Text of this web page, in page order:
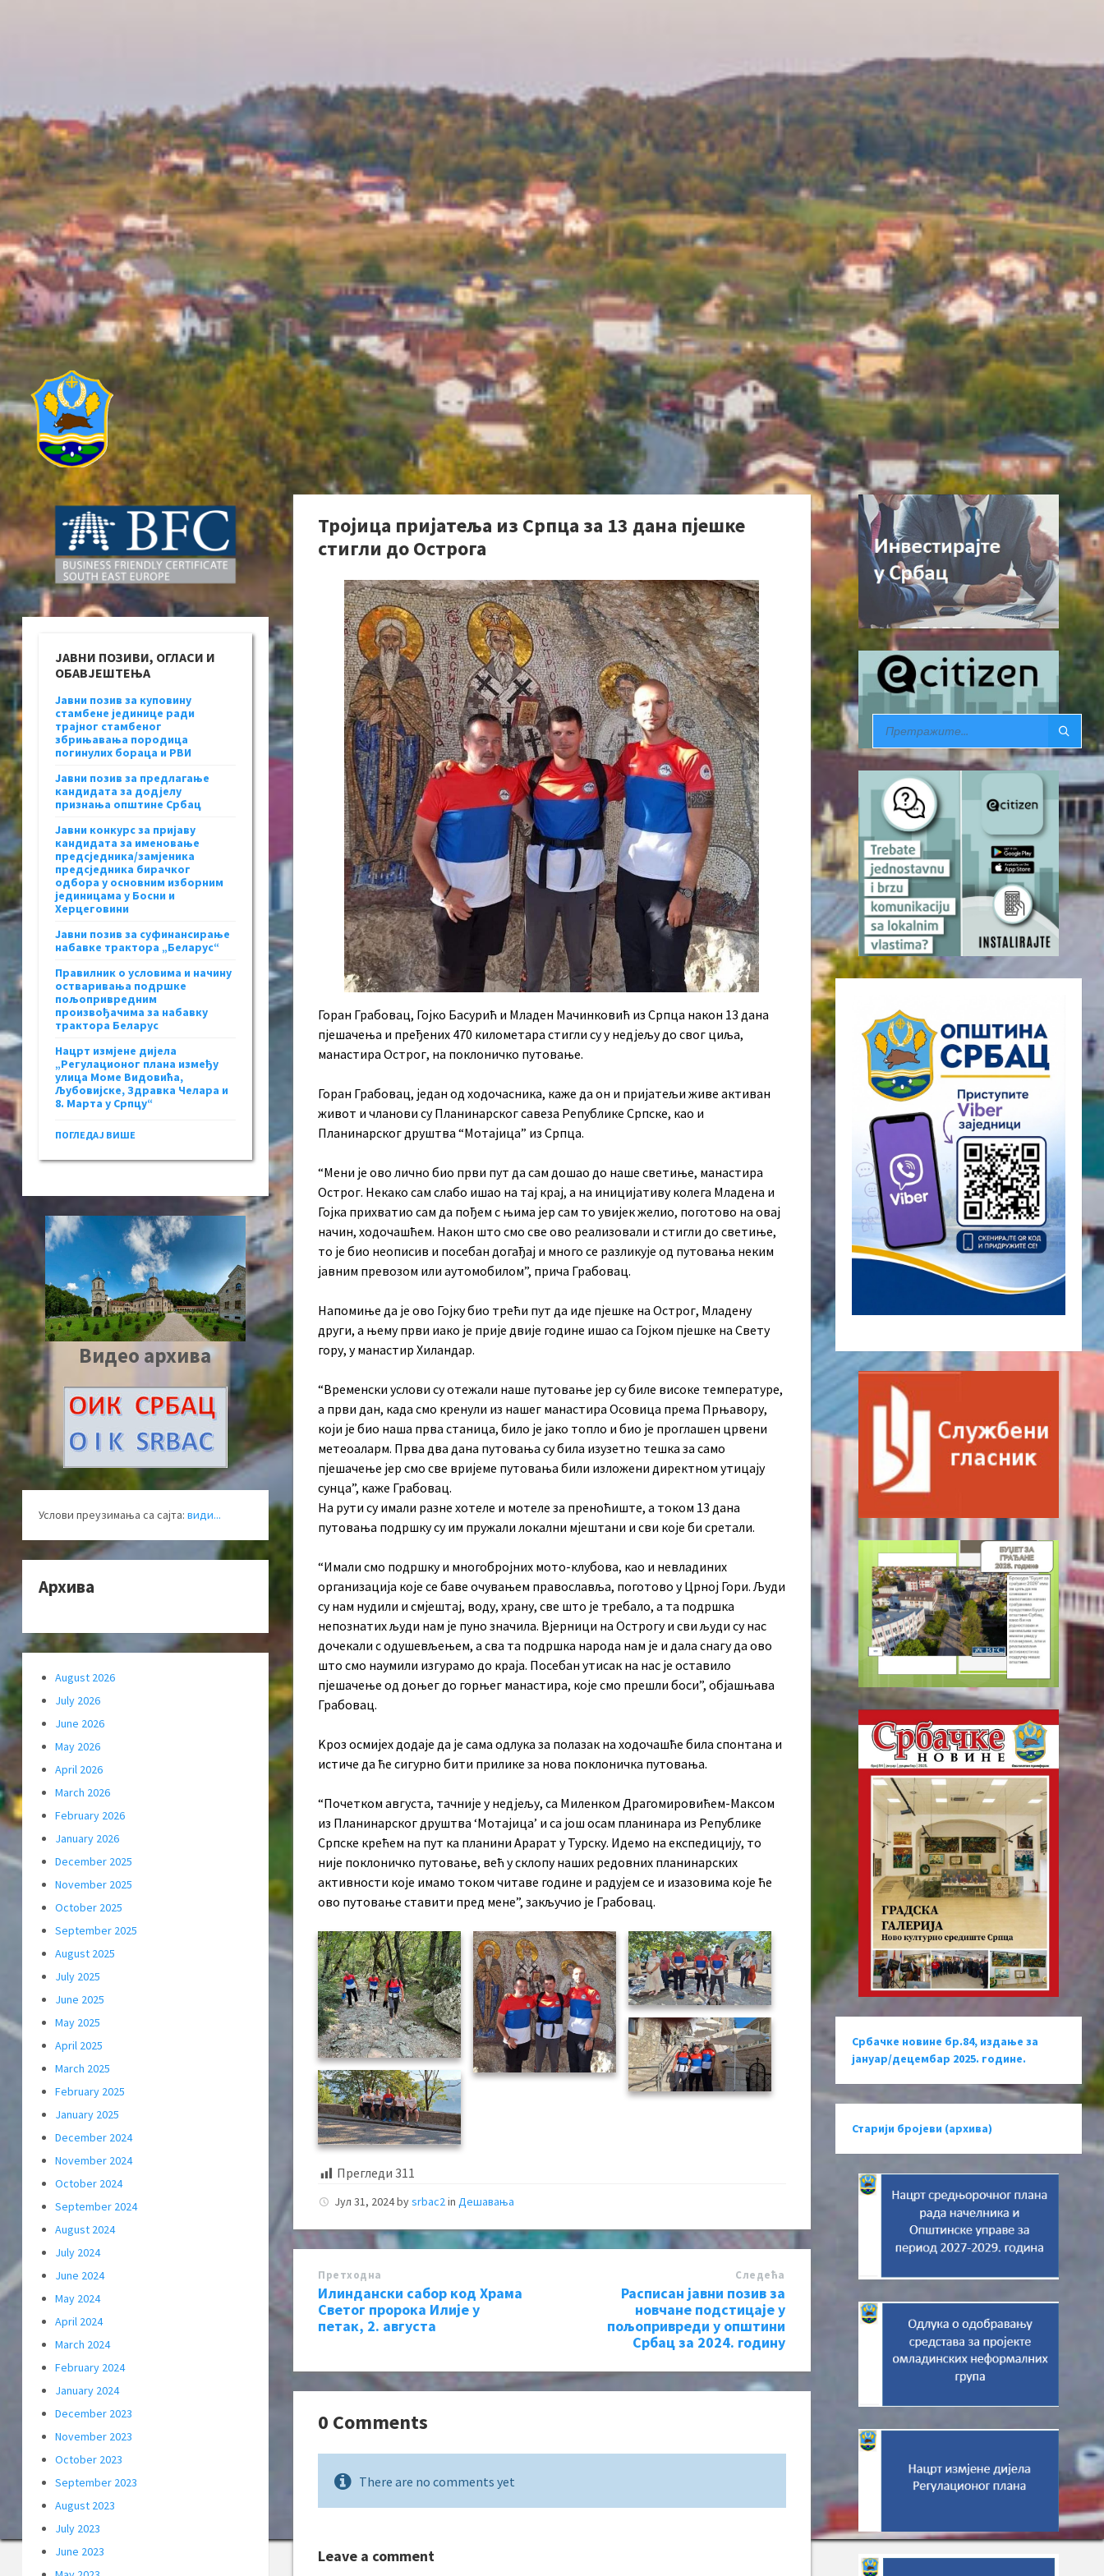
Тројица пријатеља из Српца за 13 дана пјешке
стигли до Острога
Горан Грабовац, Гојко Басурић и Младен Мачинковић из Српца након 13 дана
пјешачења и пређених 470 километара стигли су у недјељу до свог циља,
манастира Острог, на поклоничко путовање.
Горан Грабовац, један од ходочасника, каже да он и пријатељи живе активан
живот и чланови су Планинарског савеза Републике Српске, као и
Планинарског друштва “Мотајица” из Српца.
“Мени је ово лично био први пут да сам дошао до наше светиње, манастира
Острог. Некако сам слабо ишао на тај крај, а на иницијативу колега Младена и
Гојка прихватио сам да пођем с њима јер сам то увијек желио, поготово на овај
начин, ходочашћем. Након што смо све ово реализовали и стигли до светиње,
то је био неописив и посебан догађај и много се разликује од путовања неким
јавним превозом или аутомобилом”, прича Грабовац.
Напомиње да је ово Гојку био трећи пут да иде пјешке на Острог, Младену
други, а њему први иако је прије двије године ишао са Гојком пјешке на Свету
гору, у манастир Хиландар.
“Временски услови су отежали наше путовање јер су биле високе температуре,
а први дан, када смо кренули из нашег манастира Осовица према Прњавору,
који је био наша прва станица, било је јако топло и био је проглашен црвени
метеоаларм. Прва два дана путовања су била изузетно тешка за само
пјешачење јер смо све вријеме путовања били изложени директном утицају
сунца”, каже Грабовац.
На рути су имали разне хотеле и мотеле за преноћиште, а током 13 дана
путовања подршку су им пружали локални мјештани и сви које би сретали.
“Имали смо подршку и многобројних мото-клубова, као и невладиних
организација које се баве очувањем православља, поготово у Црној Гори. Људи
су нам нудили и смјештај, воду, храну, све што је требало, а та подршка
непознатих људи нам је пуно значила. Вјерници на Острогу и сви људи су нас
дочекали с одушевљењем, а сва та подршка народа нам је и дала снагу да ово
што смо наумили изгурамо до краја. Посебан утисак на нас је оставило
пјешачење од доњег до горњег манастира, које смо прешли боси”, објашњава
Грабовац.
Kроз осмијех додаје да је сама одлука за полазак на ходочашће била спонтана и
истиче да ће сигурно бити прилике за нова поклоничка путовања.
“Почетком августа, тачније у недјељу, са Миленком Драгомировићем-Максом
из Планинарског друштва ‘Мотајица’ и са још осам планинара из Републике
Српске крећем на пут ка планини Арарат у Турску. Идемо на експедицију, то
није поклоничко путовање, већ у склопу наших редовних планинарских
активности које имамо током читаве године и радујем се и изазовима које ће
ово путовање ставити пред мене”, закључио је Грабовац.
Прегледи 311
Јул 31, 2024bysrbac2 in Дешавања
Претходна
Илиндански сабор код Храма
Светог пророка Илије у
петак, 2. августа
Следећa
Расписан јавни позив за
новчане подстицаје у
пољопривреди у општини
Србац за 2024. годину
0 Comments
There are no comments yet
Leave a comment
ЈАВНИ ПОЗИВИ, ОГЛАСИ И
ОБАВЈЕШТЕЊА
Јавни позив за куповину
стамбене јединице ради
трајног стамбеног
збрињавања породица
погинулих бораца и РВИ
Јавни позив за предлагање
кандидата за додјелу
признања општине Србац
Јавни конкурс за пријаву
кандидата за именовање
предсједника/замјеника
предсједника бирачког
одбора у основним изборним
јединицама у Босни и
Херцеговини
Јавни позив за суфинансирање
набавке трактора „Беларус“
Правилник о условима и начину
остваривања подршке
пољопривредним
произвођачима за набавку
трактора Беларус
Нацрт измјене дијела
„Регулационог плана између
улица Моме Видовића,
Љубовијске, Здравка Челара и
8. Марта у Српцу“
ПОГЛЕДАЈ ВИШЕ
Видео архива
Услови преузимања са сајта: види...
Архива
August 2026
July 2026
June 2026
May 2026
April 2026
March 2026
February 2026
January 2026
December 2025
November 2025
October 2025
September 2025
August 2025
July 2025
June 2025
May 2025
April 2025
March 2025
February 2025
January 2025
December 2024
November 2024
October 2024
September 2024
August 2024
July 2024
June 2024
May 2024
April 2024
March 2024
February 2024
January 2024
December 2023
November 2023
October 2023
September 2023
August 2023
July 2023
June 2023
Србачке новине бр.84, издање за
јануар/децембар 2025. године.
Старији бројеви (архива)